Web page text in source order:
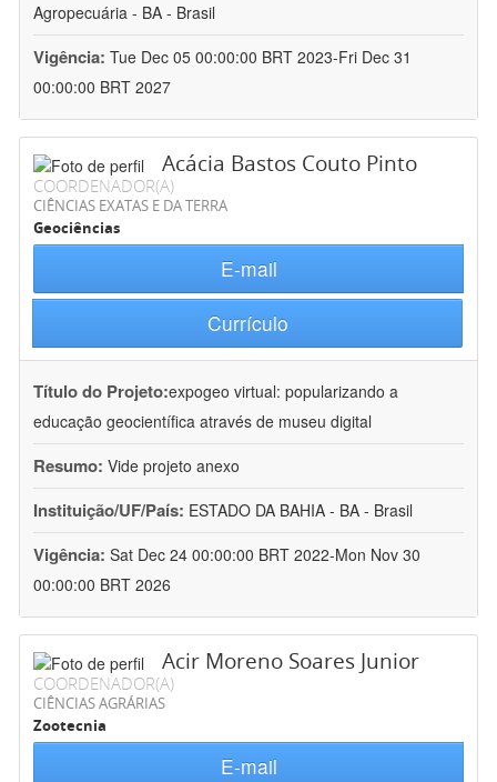
Agropecuária - BA - Brasil
Vigência: Tue Dec 05 00:00:00 BRT 2023-Fri Dec 31
00:00:00 BRT 2027
Acácia Bastos Couto Pinto
COORDENADOR(A)
CIÊNCIAS EXATAS E DA TERRA
Geociências
E-mail
Currículo
Título do Projeto:expogeo virtual: popularizando a
educação geocientífica através de museu digital
Resumo: Vide projeto anexo
Instituição/UF/País: ESTADO DA BAHIA - BA - Brasil
Vigência: Sat Dec 24 00:00:00 BRT 2022-Mon Nov 30
00:00:00 BRT 2026
Acir Moreno Soares Junior
COORDENADOR(A)
CIÊNCIAS AGRÁRIAS
Zootecnia
E-mail